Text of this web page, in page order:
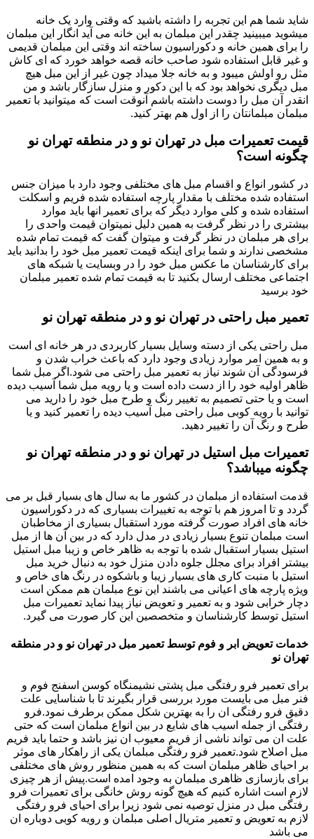
شاید شما هم این تجربه را داشته باشید که وقتی وارد یک خانه
میشوید میبینید چقدر این مبلمان به این خانه می آید انگار این مبلمان
را برای همین خانه و دکوراسیون ساخته اند وقتی این مبلمان قدیمی
و غیر قابل استفاده شود صاحب خانه قصه خواهد خورد که ای کاش
مثل رو اولش میبود و به خانه جلا میداد چون غیر از این مبل هیچ
مبل دیگری نخواهد بود که با این دکور و منزل سازگار باشد و من
انقدر آن مبل را دوست داشته باشم آنوقت است که میتوانید با تعمیر
مبلمان مبلمانتان را از اول هم بهتر کنید.
قیمت تعمیرات مبل در تهران نو و در منطقه تهران نو
چگونه است؟
در کشور انواع و اقسام مبل های مختلفی وجود دارد با میزان جنس
استفاده شده مختلف با مقدار پارچه استفاده شده فریم و اسکلت
استفاده شده و کلی موارد دیگر که برای تعمیر انها باید موارد
بیشتری را در نظر گرفت به همین دلیل نمیتوان قیمت واحدی را
برای هر مبلمان در نظر گرفت و میتوان گفت که قیمت تمام شده
مشخصی ندارند و شما برای اینکه قیمت تعمیر مبل خود را بدانید باید
برای کارشناسان ما عکس مبل خود را در وبسایت یا شبکه های
اجتماعی مختلف ارسال بکنید تا به قیمت تمام شده تعمیر مبلمان
خود برسید
تعمیر مبل راحتی در تهران نو و در منطقه تهران نو
مبل راحتی یکی از دسته وسایل بسیار کاربردی در هر خانه ای است
و به همین امر موارد زیادی وجود دارد که باعث خراب شدن و
فرسودگی آن شوند نیاز به تعمیر مبل راحتی می شود.اگر مبل شما
ظاهر اولیه خود را از دست داده است و یا رویه مبل شما آسیب دیده
است و یا حتی تصمیم به تغییر رنگ و طرح مبل خود را دارید می
توانید با رویه کوبی مبل راحتی مبل آسیب دیده را تعمیر کنید و یا
طرح و رنگ آن را تغییر دهید.
تعمیرات مبل استیل در تهران نو و در منطقه تهران نو
چگونه میباشد؟
قدمت استفاده از مبلمان در کشور ما به سال های بسیار قبل بر می
گردد و تا امروز هم با توجه به تغییرات بسیاری که در دکوراسیون
خانه های افراد صورت گرفته مورد استقبال بسیاری از مخاطبان
است مبلمان تنوع بسیار زیادی در مدل دارد که در بین آن ها از مبل
استیل بسیار استقبال شده با توجه به ظاهر خاص و زیبا مبل استیل
بیشتر افراد برای مجلل جلوه دادن منزل خود به دنبال خرید مبل
استیل با منبت کاری های بسیار زیبا و باشکوه در رنگ های خاص و
ویژه پارچه های اعیانی می باشند این نوع مبلمان هم ممکن است
دچار خرابی شود و به تعمیر و تعویض نیاز پیدا نماید تعمیرات مبل
استیل توسط کارشناسان و متخصصین این کار صورت می گیرد.
خدمات تعویض ابر و فوم توسط تعمیر مبل در تهران نو و در منطقه
تهران نو
برای تعمیر فرو رفتگی مبل پشتی نشیمنگاه کوسن اسفنج فوم و
فنر مبل می بایست مورد بررسی قرار بگیرند تا با شناسایی علت
دقیق فرو رفتگی ان را به بهترین شکل ممکن برطرف نمود.فرو
رفتگی از جمله اسیب های شایع در بین انواع مبلمان است که حتی
علت ان می تواند ناشی از فریم معیوب ان نیز باشد و حتما باید فریم
مبل اصلاح شود.تعمیر فرو رفتگی مبلمان یکی از راهکار های موثر
بر احیای ظاهر مبلمان است که به همین منظور روش های مختلفی
برای بازسازی ظاهری مبلمان به وجود امده است.پیش از هر چیزی
لازم است اشاره کنیم که هیچ گونه روش خانگی برای تعمیرات فرو
رفتگی مبل در منزل توصیه نمی شود زیرا برای احیای فرو رفتگی
لازم به تعویض و تعمیر متریال اصلی مبلمان و رویه کوبی دوباره ان
می باشد